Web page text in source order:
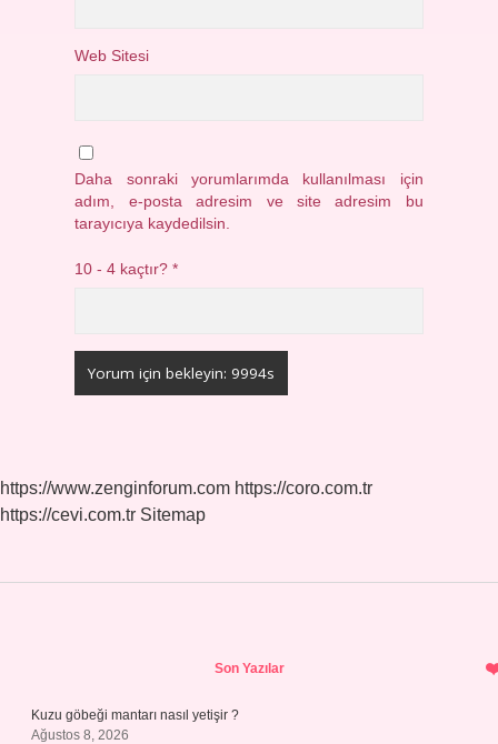
Web Sitesi
Daha sonraki yorumlarımda kullanılması için
adım, e-posta adresim ve site adresim bu
tarayıcıya kaydedilsin.
10 - 4 kaçtır?*
https://www.zenginforum.com https://coro.com.tr
https://cevi.com.tr Sitemap
Son Yazılar
Kuzu göbeği mantarı nasıl yetişir ?
Ağustos 8, 2026